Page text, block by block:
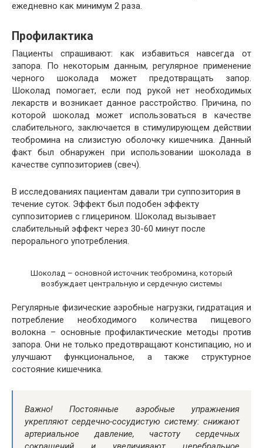
ежедневно как минимум 2 раза.
Профилактика
Пациенты спрашивают: как избавиться навсегда от
запора. По некоторым данным, регулярное применение
черного шоколада может предотвращать запор.
Шоколад помогает, если под рукой нет необходимых
лекарств и возникает данное расстройство. Причина, по
которой шоколад может использоваться в качестве
слабительного, заключается в стимулирующем действии
теобромина на слизистую оболочку кишечника. Данный
факт был обнаружен при использовании шоколада в
качестве суппозиториев (свеч).
В исследованиях пациентам давали три суппозитория в
течение суток. Эффект был подобен эффекту
суппозиториев с глицерином. Шоколад вызывает
слабительный эффект через 30-60 минут после
перорального употребления.
Шоколад – основной источник теобромина, который
возбуждает центральную и сердечную системы
Регулярные физические аэробные нагрузки, гидратация и
потребление необходимого количества пищевого
волокна – основные профилактические методы против
запора. Они не только предотвращают констипацию, но и
улучшают функциональное, а также структурное
состояние кишечника.
Важно! Постоянные аэробные упражнения
укрепляют сердечно-сосудистую систему: снижают
артериальное давление, частоту сердечных